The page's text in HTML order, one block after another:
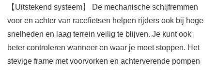
【Uitstekend systeem】 De mechanische schijfremmen
voor en achter van racefietsen helpen rijders ook bij hoge
snelheden en laag terrein veilig te blijven. Je kunt ook
beter controleren wanneer en waar je moet stoppen. Het
stevige frame met voorvorken en achterverende pompen